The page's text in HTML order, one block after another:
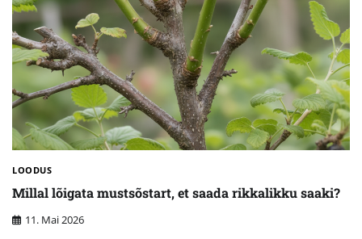
LOODUS
Millal lõigata mustsõstart, et saada rikkalikku saaki?
11. Mai 2026